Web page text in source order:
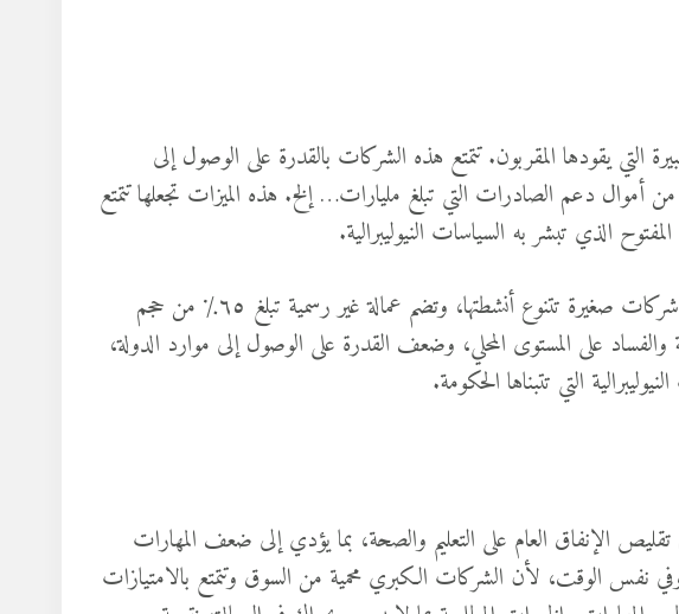
التي يقودها المقربون. تتمتع هذه الشركات بالقدرة على الوصول إلى
أموال دعم الصادرات التي تبلغ مليارات… إلخ. هذه الميزات تجعلها تتمتع
الذي تبشر به السياسات النيوليبرالية.
في مقابل هذه الشركات الكبيرة محدودة العدد؛ شركات صغيرة تتنوع أنشطتها، وتضم عمالة غير رسمية تبلغ ٦٥٪؜ من حجم
والفساد على المستوى المحلي، وضعف القدرة على الوصول إلى موارد الدولة،
التي تتبناها الحكومة.
تقليص الإنفاق العام على التعليم والصحة، بما يؤدي إلى ضعف المهارات
نفس الوقت، لأن الشركات الكبري محمية من السوق وتتمتع بالامتيازات